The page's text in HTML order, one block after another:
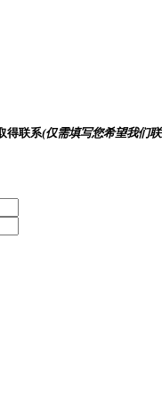
得联系(仅需填写您希望我们